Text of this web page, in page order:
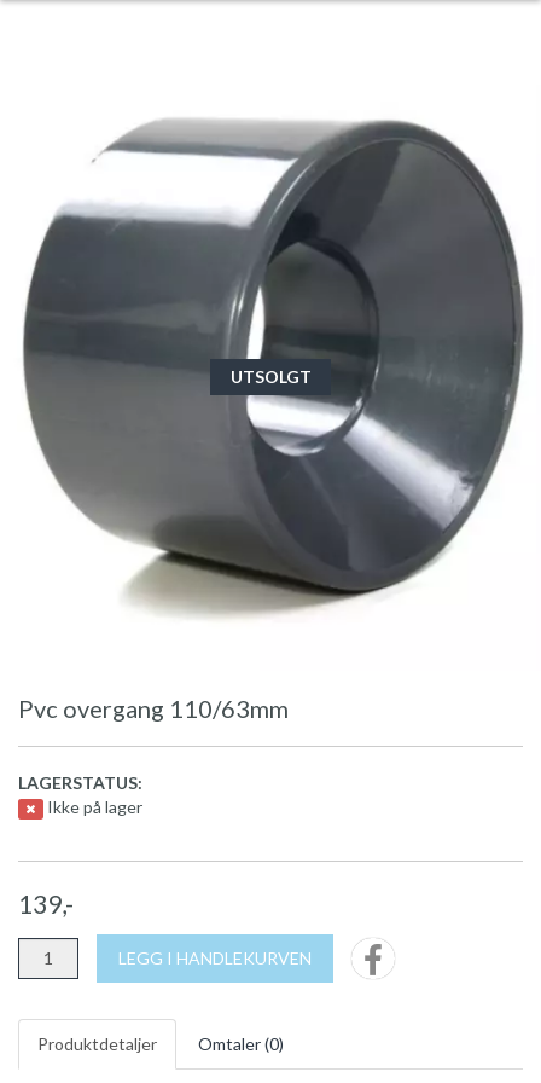
UTSOLGT
Pvc overgang 110/63mm
LAGERSTATUS:
Ikke på lager
139,-
LEGG I HANDLEKURVEN
Produktdetaljer Omtaler (0)